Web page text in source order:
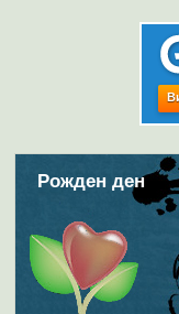
Рожден ден